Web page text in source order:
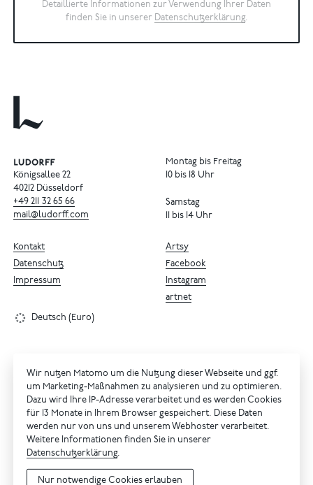
Detaillierte Informationen zur Verwendung Ihrer Daten
finden Sie in unserer Datenschutzerklärung.
Königsallee 22
40212 Düsseldorf
+49 211 32 65 66
mail@ludorff.com
Montag bis Freitag
10 bis 18 Uhr
Samstag
11 bis 14 Uhr
Artsy
Facebook
Instagram
artnet
Kontakt
Datenschutz
Impressum
Deutsch (Euro)
Wir nutzen Matomo um die Nutzung dieser Webseite und ggf.
um Marketing-Maßnahmen zu analysieren und zu optimieren.
Dazu wird Ihre IP-Adresse verarbeitet und es werden Cookies
für 13 Monate in Ihrem Browser gespeichert. Diese Daten
werden nur von uns und unserem Webhoster verarbeitet.
Weitere Informationen finden Sie in unserer
Datenschutzerklärung.
Nur notwendige Cookies erlauben